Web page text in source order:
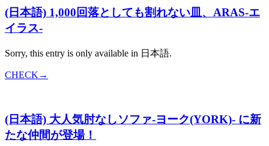
(日本語) 1,000回落としても割れない皿、ARAS-エ
イラス-
Sorry, this entry is only available in 日本語.
CHECK→
(日本語) 大人気肘なしソファ-ヨーク(YORK)- に新
たな仲間が登場！